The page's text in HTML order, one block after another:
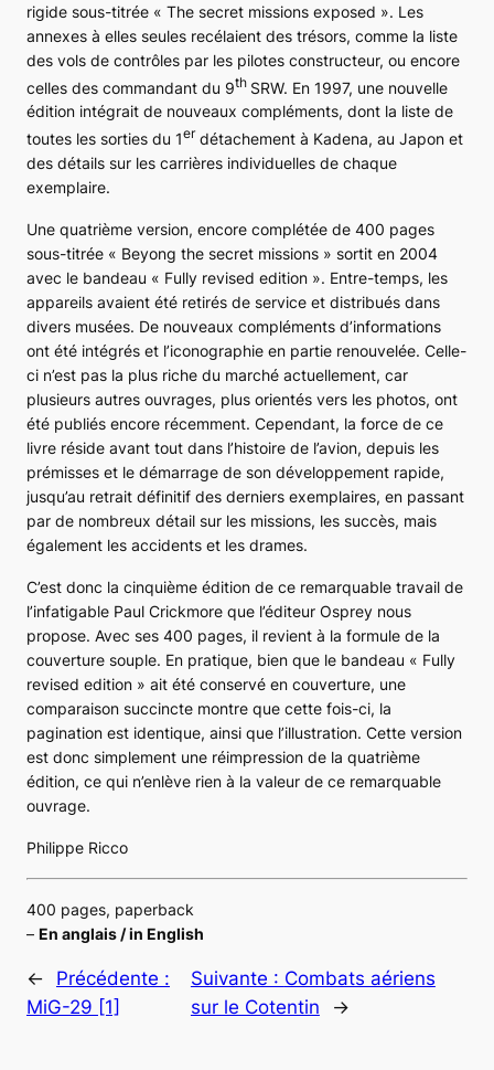
rigide sous-titrée « The secret missions exposed ». Les
annexes à elles seules recélaient des trésors, comme la liste
des vols de contrôles par les pilotes constructeur, ou encore
celles des commandant du 9th SRW. En 1997, une nouvelle
édition intégrait de nouveaux compléments, dont la liste de
toutes les sorties du 1er détachement à Kadena, au Japon et
des détails sur les carrières individuelles de chaque
exemplaire.
Une quatrième version, encore complétée de 400 pages
sous-titrée « Beyong the secret missions » sortit en 2004
avec le bandeau « Fully revised edition ». Entre-temps, les
appareils avaient été retirés de service et distribués dans
divers musées. De nouveaux compléments d’informations
ont été intégrés et l’iconographie en partie renouvelée. Celle-
ci n’est pas la plus riche du marché actuellement, car
plusieurs autres ouvrages, plus orientés vers les photos, ont
été publiés encore récemment. Cependant, la force de ce
livre réside avant tout dans l’histoire de l’avion, depuis les
prémisses et le démarrage de son développement rapide,
jusqu’au retrait définitif des derniers exemplaires, en passant
par de nombreux détail sur les missions, les succès, mais
également les accidents et les drames.
C’est donc la cinquième édition de ce remarquable travail de
l’infatigable Paul Crickmore que l’éditeur Osprey nous
propose. Avec ses 400 pages, il revient à la formule de la
couverture souple. En pratique, bien que le bandeau « Fully
revised edition » ait été conservé en couverture, une
comparaison succincte montre que cette fois-ci, la
pagination est identique, ainsi que l’illustration. Cette version
est donc simplement une réimpression de la quatrième
édition, ce qui n’enlève rien à la valeur de ce remarquable
ouvrage.
Philippe Ricco
400 pages, paperback
– En anglais / in English
←
Précédente :
MiG-29 [1]
Suivante : Combats aériens
sur le Cotentin
→